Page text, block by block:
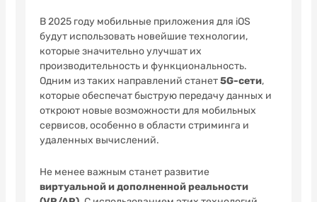
В 2025 году мобильные приложения для iOS
будут использовать новейшие технологии,
которые значительно улучшат их
производительность и функциональность.
Одним из таких направлений станет5G-сети,
которые обеспечат быструю передачу данных и
откроют новые возможности для мобильных
сервисов, особенно в области стриминга и
удаленных вычислений.
Не менее важным станет развитие
виртуальной и дополненной реальности